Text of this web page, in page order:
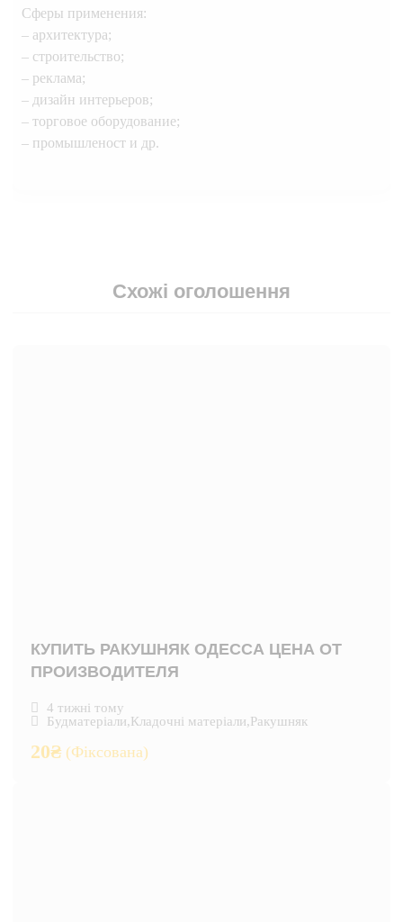
Сферы применения:
– архитектура;
– строительство;
– реклама;
– дизайн интерьеров;
– торговое оборудование;
– промышленост и др.
Схожі оголошення
КУПИТЬ РАКУШНЯК ОДЕССА ЦЕНА ОТ
ПРОИЗВОДИТЕЛЯ
4 тижні тому
Будматеріали,Кладочні матеріали,Ракушняк
20₴ (Фіксована)